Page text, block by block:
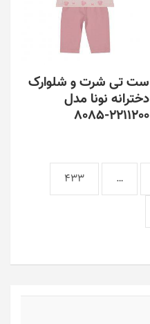
ست تی شرت و شلوارک
دخترانه نونا مدل
2211200-8085
…
433